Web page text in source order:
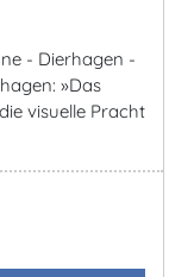
- Dierhagen -
»Das
visuelle Pracht